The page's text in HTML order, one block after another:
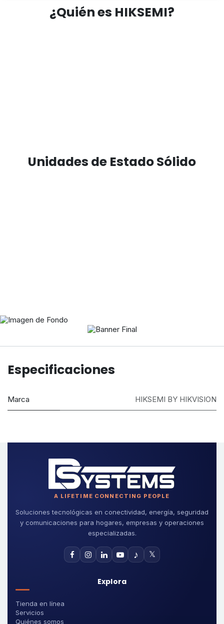
¿Quién es HIKSEMI?
Unidades de Estado Sólido
Altas Velocidades de
Lectura y Escritura
Especificaciones
Marca HIKSEMI BY HIKVISION
A LIFETIME CONNECTING PEOPLE
Soluciones tecnológicas en conectividad, energía, seguridad
y comunicaciones para hogares, empresas y operaciones
especializadas.
♪ 𝕏
Explora
Tienda en línea
Servicios
Quiénes somos